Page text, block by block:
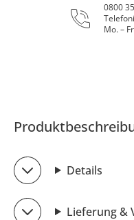
0800
Mo. –
Details
Lieferung &